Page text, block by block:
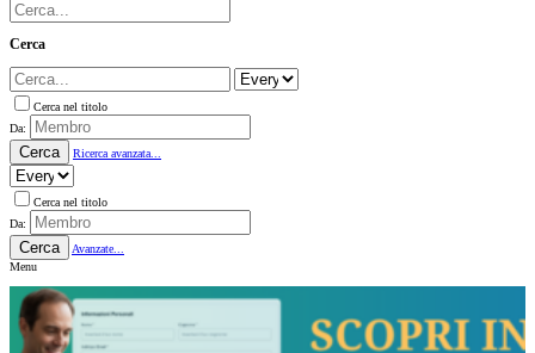
Cerca
Cerca nel titolo
Da:
Cerca Ricerca avanzata...
Cerca nel titolo
Da:
Cerca
Avanzate...
Menu